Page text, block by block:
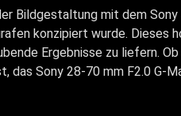
Bildgestaltung mit dem
konzipiert wurde.
Ergebnisse zu liefern.
das Sony 28-70 mm F2.0 G-